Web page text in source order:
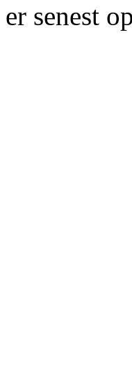
er senest